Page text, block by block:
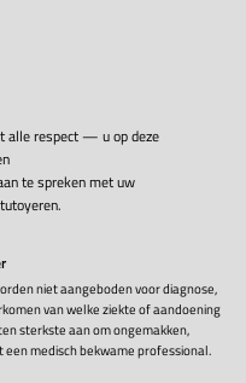
alle respect — u op deze
te spreken met uw
niet aangeboden voor diagnose,
van welke ziekte of aandoening
sterkste aan om ongemakken,
medisch bekwame professional.